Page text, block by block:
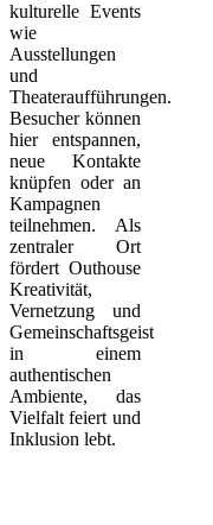
kulturelle Events
wie
Ausstellungen
und
Theateraufführungen.
Besucher können
hier entspannen,
neue Kontakte
knüpfen oder an
Kampagnen
teilnehmen. Als
zentraler Ort
fördert Outhouse
Kreativität,
Vernetzung und
Gemeinschaftsgeist
in einem
authentischen
Ambiente, das
Vielfalt feiert und
Inklusion lebt.